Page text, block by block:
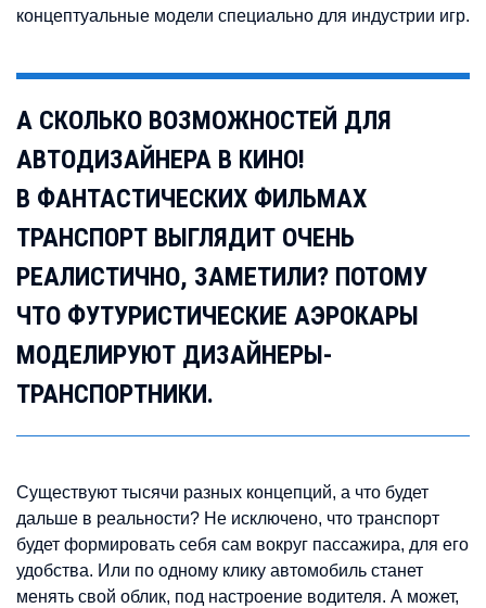
концептуальные модели специально для индустрии игр.
А СКОЛЬКО ВОЗМОЖНОСТЕЙ ДЛЯ
АВТОДИЗАЙНЕРА В КИНО!
В ФАНТАСТИЧЕСКИХ ФИЛЬМАХ
ТРАНСПОРТ ВЫГЛЯДИТ ОЧЕНЬ
РЕАЛИСТИЧНО, ЗАМЕТИЛИ? ПОТОМУ
ЧТО ФУТУРИСТИЧЕСКИЕ АЭРОКАРЫ
МОДЕЛИРУЮТ ДИЗАЙНЕРЫ-
ТРАНСПОРТНИКИ.
Существуют тысячи разных концепций, а что будет
дальше в реальности? Не исключено, что транспорт
будет формировать себя сам вокруг пассажира, для его
удобства. Или по одному клику автомобиль станет
менять свой облик, под настроение водителя. А может,